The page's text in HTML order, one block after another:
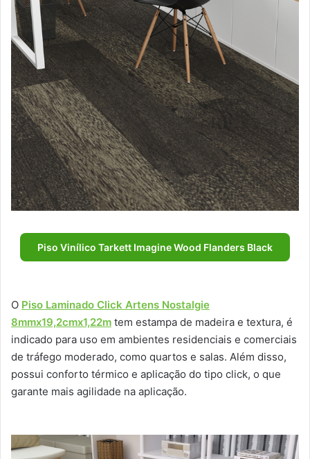
Piso Vinílico Tarkett Imagine Wood Flanders Black
O Piso Laminado Click Artens Nostalgie
8mmx19,2cmx1,22m tem estampa de madeira e textura, é
indicado para uso em ambientes residenciais e comerciais
de tráfego moderado, como quartos e salas. Além disso,
possui conforto térmico e aplicação do tipo click, o que
garante mais agilidade na aplicação.